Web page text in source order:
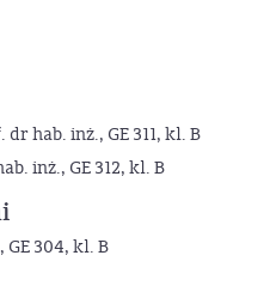
dr hab. inż., GE 311, kl. B
inż., GE 312, kl. B
GE 304, kl. B